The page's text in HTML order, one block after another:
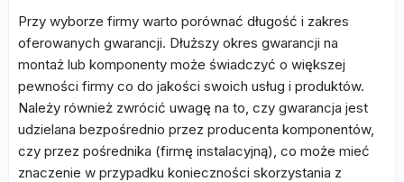
Przy wyborze firmy warto porównać długość i zakres
oferowanych gwarancji. Dłuższy okres gwarancji na
montaż lub komponenty może świadczyć o większej
pewności firmy co do jakości swoich usług i produktów.
Należy również zwrócić uwagę na to, czy gwarancja jest
udzielana bezpośrednio przez producenta komponentów,
czy przez pośrednika (firmę instalacyjną), co może mieć
znaczenie w przypadku konieczności skorzystania z